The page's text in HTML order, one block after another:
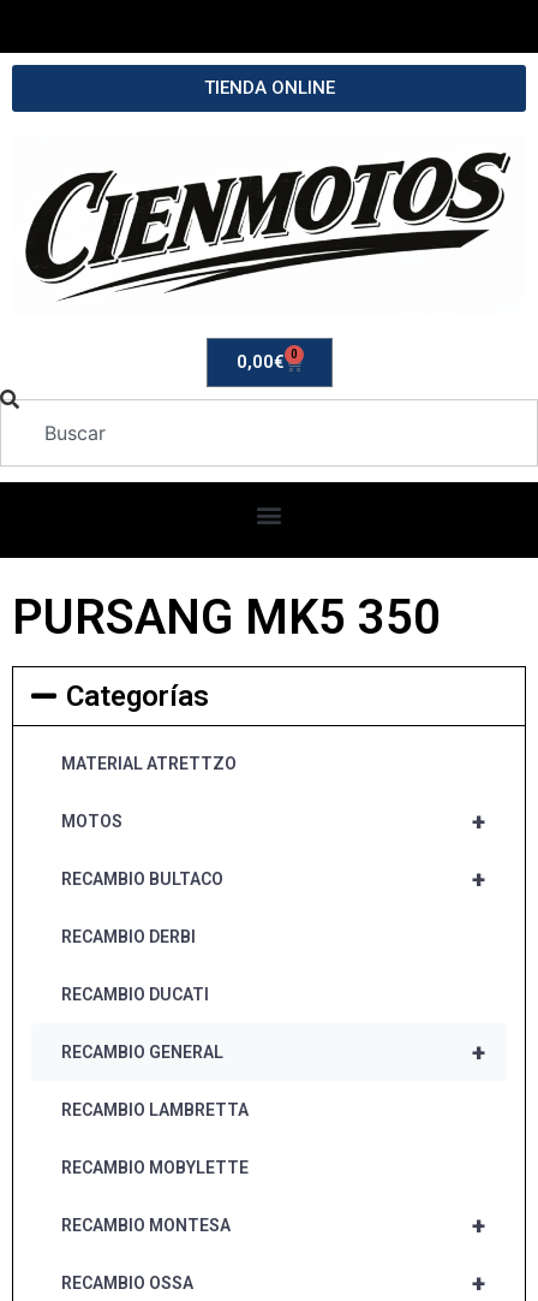
TIENDA ONLINE
0,00€ 0
PURSANG MK5 350
Categorías
MATERIAL ATRETTZO
+
MOTOS
+
RECAMBIO BULTACO
RECAMBIO DERBI
RECAMBIO DUCATI
+
RECAMBIO GENERAL
RECAMBIO LAMBRETTA
RECAMBIO MOBYLETTE
+
RECAMBIO MONTESA
+
RECAMBIO OSSA